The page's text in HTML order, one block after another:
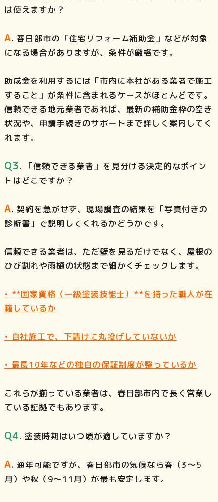
は使えますか？
A. 春日部市の「住宅リフォーム補助金」などが対象
になる場合がありますが、条件が厳格です。
助成金を利用するには「市内に本社がある業者で施工
すること」が条件に含まれるケースがほとんどです。
信頼できる地元業者であれば、最新の補助金枠の空き
状況や、申請手続きのサポートまで詳しく案内してく
れます。
Q3. 「信頼できる業者」を見分ける決定的なポイン
トはどこですか？
A. 契約を急がせず、現場調査の結果を「写真付きの
診断書」で説明してくれるかどうかです。
信頼できる業者は、ただ壁を見るだけでなく、屋根の
ひび割れや雨樋の状態まで細かくチェックします。
• **国家資格（一級塗装技能士）**を持った職人が在
籍しているか
• 自社施工で、下請けに丸投げしていないか
• 最長10年などの独自の保証制度が整っているか
これらが揃っている業者は、春日部市内で長く営業し
ている証拠でもあります。
Q4. 塗装時期はいつ頃が適していますか？
A. 通年可能ですが、春日部市の気候なら春（3〜5
月）や秋（9〜11月）が最も安定します。